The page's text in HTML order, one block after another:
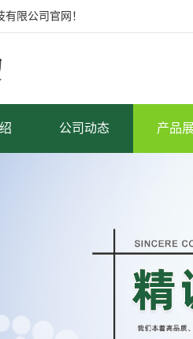
限公司官网！
公司动态 产品